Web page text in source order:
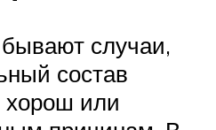
случаи,
состав
хорош или